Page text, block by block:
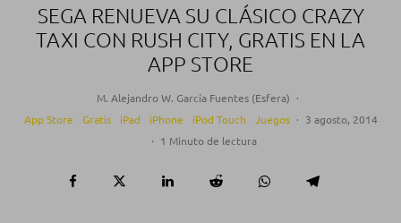
SEGA RENUEVA SU CLÁSICO CRAZY
TAXI CON RUSH CITY, GRATIS EN LA
APP STORE
M. Alejandro W. García Fuentes (Esfera) ·
App Store
Gratis iPad iPhone iPod Touch Juegos · 3 agosto, 2014
· 1 Minuto de lectura